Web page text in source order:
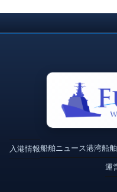
入港情報船舶ニュース港湾船舶
運